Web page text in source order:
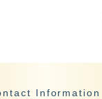
Information